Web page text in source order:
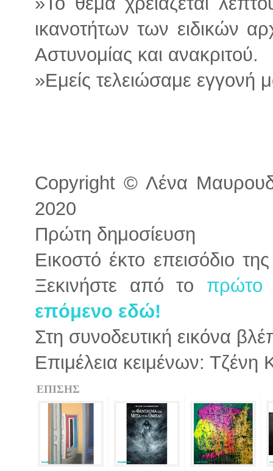
ικανοτήτων των ειδικών
Αστυνομίας και ανακριτού.
»Εμείς τελειώσαμε εγγονή
Copyright © Λένα
2020
Πρώτη δημοσίευση
Εικοστό έκτο επεισόδιο
Ξεκινήστε από το πρώτο
επόμενο εδώ!
Στη συνοδευτική εικόνα
Επιμέλεια κειμένων: Τζένη
ΕΠΙΣΗΣ